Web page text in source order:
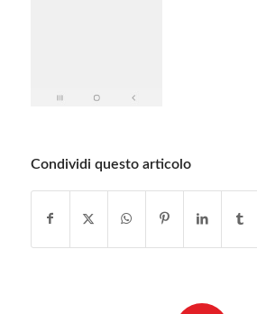
Condividi questo articolo